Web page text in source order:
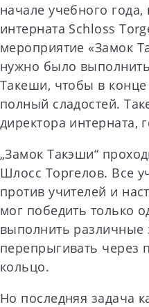
начале учебного
интерната Schloss
мероприятие «Замок
нужно было
Такеши, чтобы в конце
полный сладостей.
директора интерната,
„Замок Такэши“
Шлосс Торгелов. Все
против учителей и
мог победить только
выполнить различные
перепрыгивать через
кольцо.
Но последняя задача